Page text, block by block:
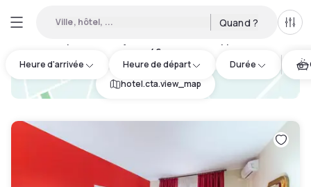
Ville, hôtel, ... Quand ?
Heure d'arrivée Heure de départ Durée
Hôtels disponibles en journée à San Giuseppe Vesuviano:
46
hotel.cta.view_map